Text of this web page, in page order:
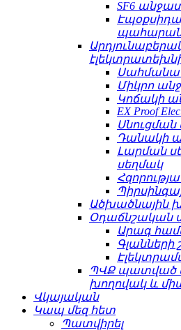
SF6
Միկրո
Կոճակի
EX Proof
Սնուցման
Դանակի
Լարման
սեղմակ
Ածխածնային
Օդաճնշական
Արագ
Գլանների
ՊՎՔ պատված
խողովակ և
Վկայական
Կապ մեզ հետ
Պատվիրել